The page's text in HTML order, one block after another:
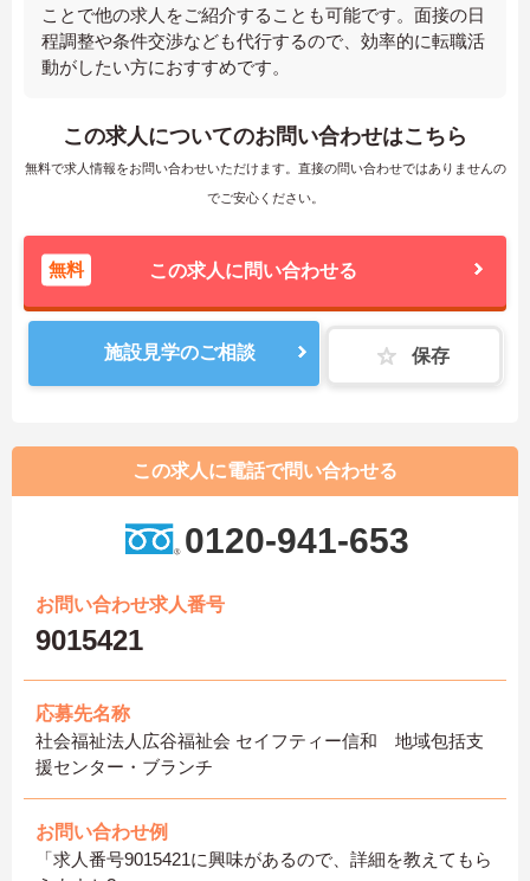
ことで他の求人をご紹介することも可能です。面接の日
程調整や条件交渉なども代行するので、効率的に転職活
動がしたい方におすすめです。
この求人についてのお問い合わせはこちら
無料で求人情報をお問い合わせいただけます。直接の問い合わせではありませんの
でご安心ください。
無料 この求人に問い合わせる
施設見学のご相談 保存
この求人に電話で問い合わせる
0120-941-653
お問い合わせ求人番号
9015421
応募先名称
社会福祉法人広谷福祉会 セイフティー信和 地域包括支
援センター・ブランチ
お問い合わせ例
「求人番号9015421に興味があるので、詳細を教えてもら